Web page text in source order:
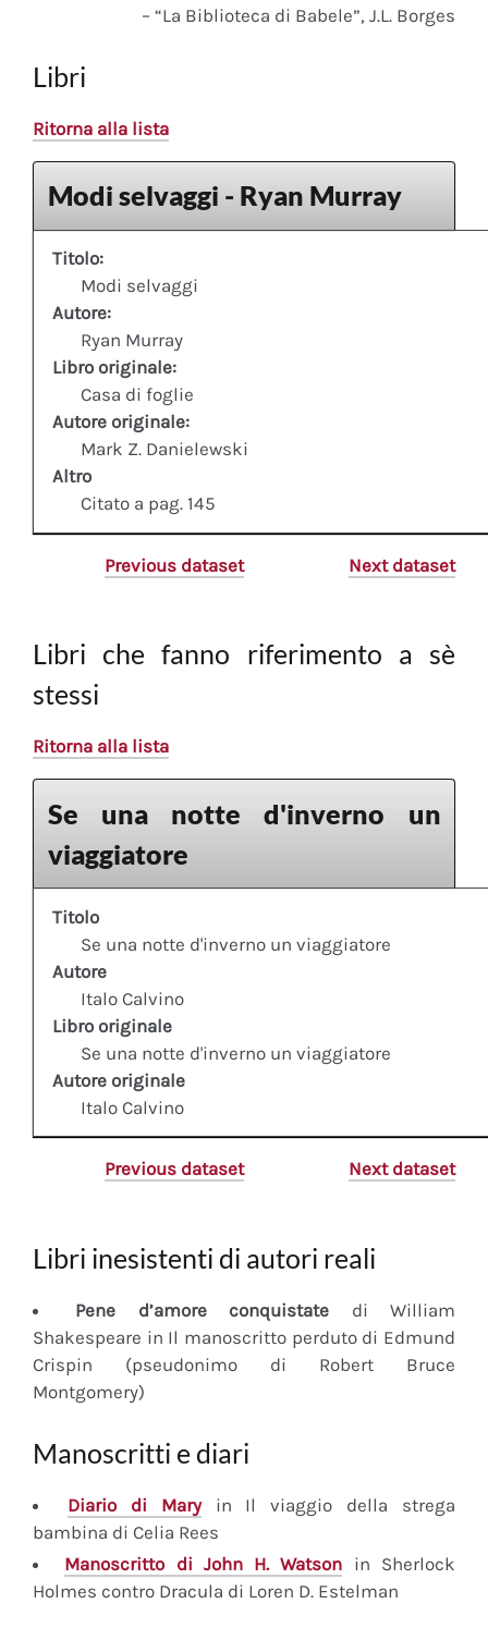
– “La Biblioteca di Babele”, J.L. Borges
Libri
Ritorna alla lista
Modi selvaggi - Ryan Murray
Titolo:
Modi selvaggi
Autore:
Ryan Murray
Libro originale:
Casa di foglie
Autore originale:
Mark Z. Danielewski
Altro
Citato a pag. 145
Previous dataset Next dataset
Libri che fanno riferimento a sè
stessi
Ritorna alla lista
Se una notte d'inverno un
viaggiatore
Titolo
Se una notte d'inverno un viaggiatore
Autore
Italo Calvino
Libro originale
Se una notte d'inverno un viaggiatore
Autore originale
Italo Calvino
Previous dataset Next dataset
Libri inesistenti di autori reali
Pene d’amore conquistate di William
Shakespeare in Il manoscritto perduto di Edmund
Crispin (pseudonimo di Robert Bruce
Montgomery)
Manoscritti e diari
Diariodi Maryin Il viaggio della strega
bambina di Celia Rees
Manoscritto di John H. Watson in Sherlock
Holmes contro Dracula di Loren D. Estelman